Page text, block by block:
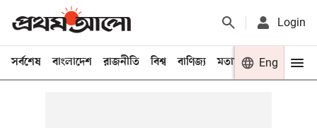
Login
সর্বশেষ বাংলাদেশ রাজনীতি বিশ্ব বাণিজ্য মতামত খেলা
Eng